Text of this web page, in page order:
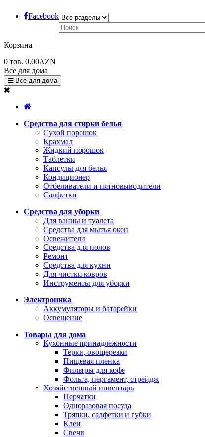
Facebook
Корзина
0 тов. 0.00AZN
Все для дома
Все для дома
Средства для стирки белья
Сухой порошок
Крахмал
Жидкий порошок
Таблетки
Капсулы для белья
Кондиционер
Отбеливатели и пятновыводители
Салфетки
Средства для уборки
Для ванны и туалета
Средства для мытья окон
Освежители
Средства для полов
Ремонт
Средства для кухни
Для чистки ковров
Инструменты для уборки
Электроника
Аккумуляторы и батарейки
Освещение
Товары для дома
Кухонные принадлежности
Терки, овощерезки
Пищевая пленка
Фильтры для кофе
Фольга, пергамент, стрейдж
Хозяйственный инвентарь
Перчатки
Одноразовая посуда
Тряпки, салфетки и губки
Клеи
Свечи